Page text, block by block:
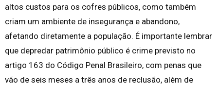
altos custos para os cofres públicos, como também
criam um ambiente de insegurança e abandono,
afetando diretamente a população. É importante lembrar
que depredar patrimônio público é crime previsto no
artigo 163 do Código Penal Brasileiro, com penas que
vão de seis meses a três anos de reclusão, além de